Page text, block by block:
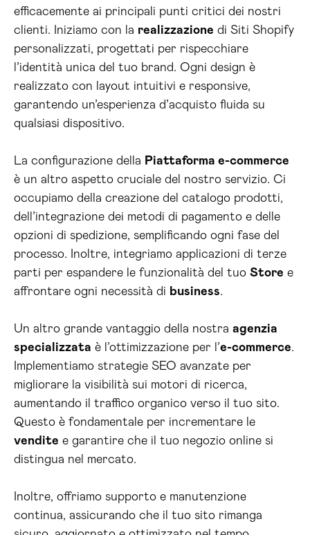
efficacemente ai principali punti critici dei nostri
clienti. Iniziamo con la realizzazione di Siti Shopify
personalizzati, progettati per rispecchiare
l’identità unica del tuo brand. Ogni design è
realizzato con layout intuitivi e responsive,
garantendo un’esperienza d’acquisto fluida su
qualsiasi dispositivo.
La configurazione della Piattaforma e-commerce
è un altro aspetto cruciale del nostro servizio. Ci
occupiamo della creazione del catalogo prodotti,
dell’integrazione dei metodi di pagamento e delle
opzioni di spedizione, semplificando ogni fase del
processo. Inoltre, integriamo applicazioni di terze
parti per espandere le funzionalità del tuo Store e
affrontare ogni necessità di business.
Un altro grande vantaggio della nostra agenzia
specializzata è l’ottimizzazione per l’e-commerce.
Implementiamo strategie SEO avanzate per
migliorare la visibilità sui motori di ricerca,
aumentando il traffico organico verso il tuo sito.
Questo è fondamentale per incrementare le
vendite e garantire che il tuo negozio online si
distingua nel mercato.
Inoltre, offriamo supporto e manutenzione
continua, assicurando che il tuo sito rimanga